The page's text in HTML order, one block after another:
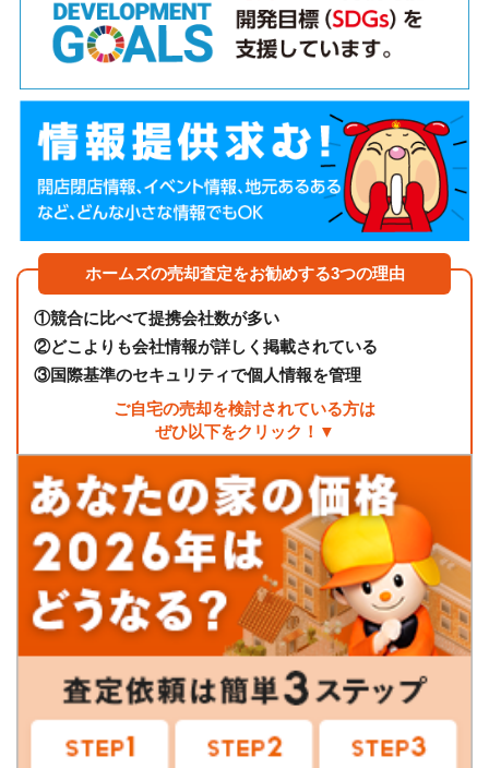
ホームズの売却査定をお勧めする3つの理由
①競合に比べて提携会社数が多い
②どこよりも会社情報が詳しく掲載されている
③国際基準のセキュリティで個人情報を管理
ご自宅の売却を検討されている方は
ぜひ以下をクリック！▼